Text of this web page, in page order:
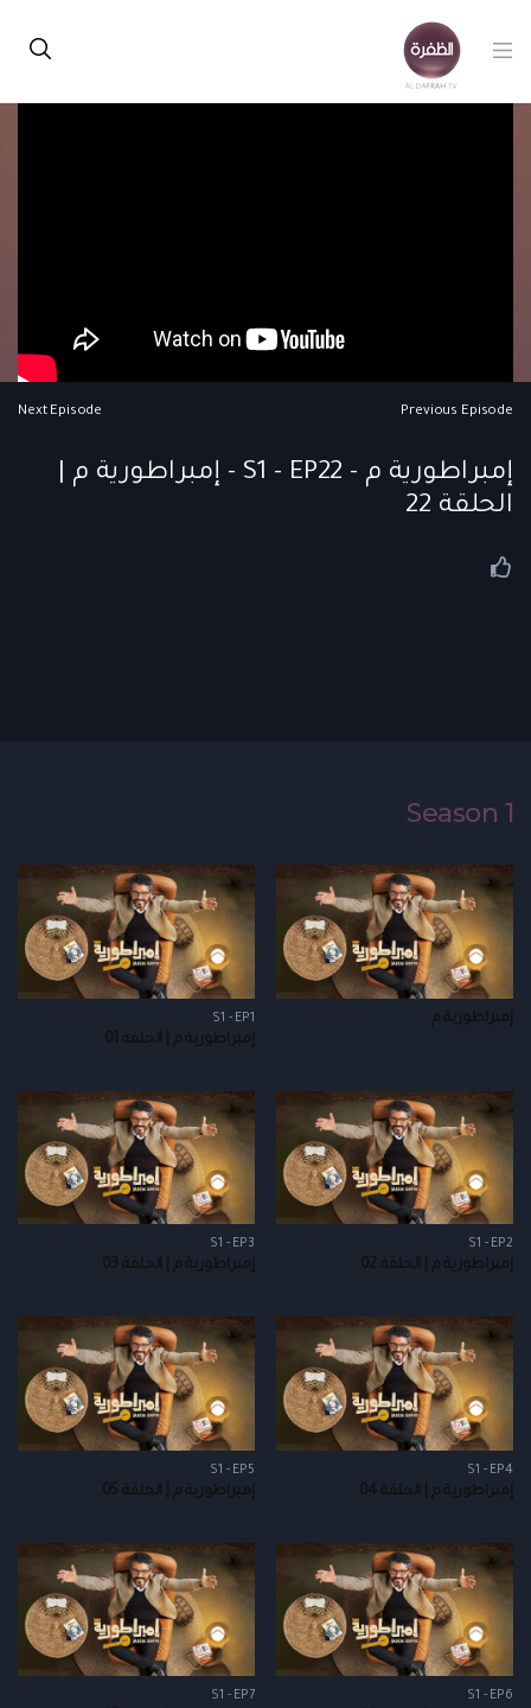
Previous Episode
Next Episode
إمبراطورية م - S1 - EP22 - إمبراطورية م |
الحلقة 22
Season 1
إمبراطورية م S1 - EP1
إمبراطورية م | الحلقة 01
S1 - EP2
إمبراطورية م | الحلقة 02
S1 - EP3
إمبراطورية م | الحلقة 03
S1 - EP4
إمبراطورية م | الحلقة 04
S1 - EP5
إمبراطورية م | الحلقة 05
S1 - EP6
S1 - EP7